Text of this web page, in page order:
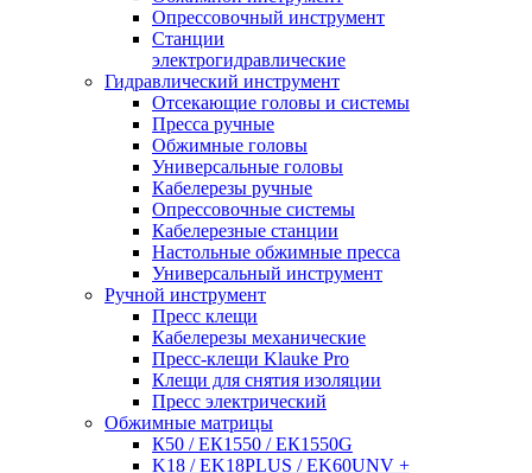
Опрессовочный инструмент
Станции
электрогидравлические
Гидравлический инструмент
Отсекающие головы и системы
Пресса ручные
Обжимные головы
Универсальные головы
Кабелерезы ручные
Опрессовочные системы
Кабелерезные станции
Настольные обжимные пресса
Универсальный инструмент
Ручной инструмент
Пресс клещи
Кабелерезы механические
Пресс-клещи Klauke Pro
Клещи для снятия изоляции
Пресс электрический
Обжимные матрицы
К50 / ЕК1550 / ЕК1550G
K18 / EK18PLUS / EK60UNV +